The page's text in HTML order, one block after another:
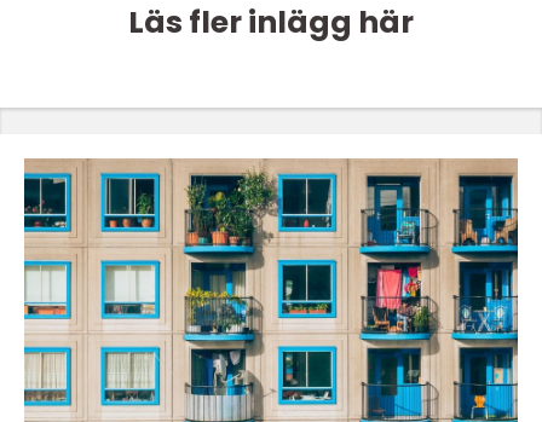
Läs fler inlägg här